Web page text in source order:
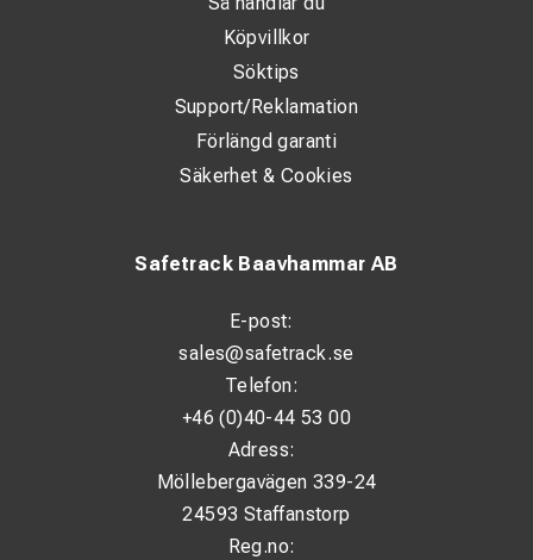
Safetrack Baavhammar AB
E-post:
sales@safetrack.se
Telefon:
+46 (0)40-44 53 00
Adress:
Möllebergavägen 339-24
24593 Staffanstorp
Reg.no:
Köpvillkor
Söktips
Support/Reklamation
Förlängd garanti
Säkerhet & Cookies